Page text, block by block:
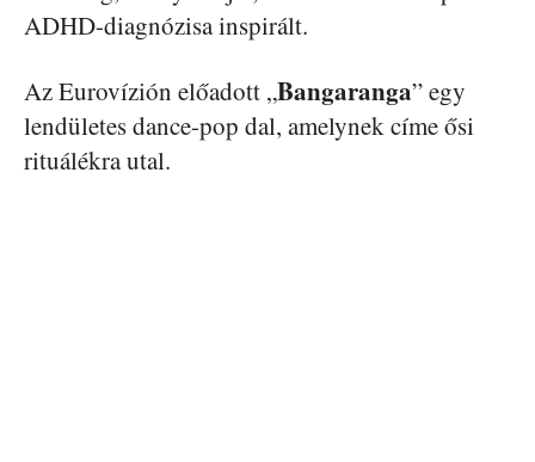
ADHD-diagnózisa inspirált.
Az Eurovízión előadott „Bangaranga” egy
lendületes dance-pop dal, amelynek címe ősi
rituálékra utal.